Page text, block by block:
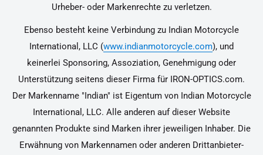
Urheber- oder Markenrechte zu verletzen.
Ebenso besteht keine Verbindung zu Indian Motorcycle
International, LLC (www.indianmotorcycle.com), und
keinerlei Sponsoring, Assoziation, Genehmigung oder
Unterstützung seitens dieser Firma für IRON-OPTICS.com.
Der Markenname "Indian" ist Eigentum von Indian Motorcycle
International, LLC. Alle anderen auf dieser Website
genannten Produkte sind Marken ihrer jeweiligen Inhaber. Die
Erwähnung von Markennamen oder anderen Drittanbieter-